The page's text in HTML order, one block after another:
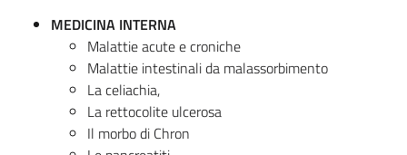
MEDICINA INTERNA
Malattie acute e croniche
Malattie intestinali da malassorbimento
La celiachia,
La rettocolite ulcerosa
Il morbo di Chron